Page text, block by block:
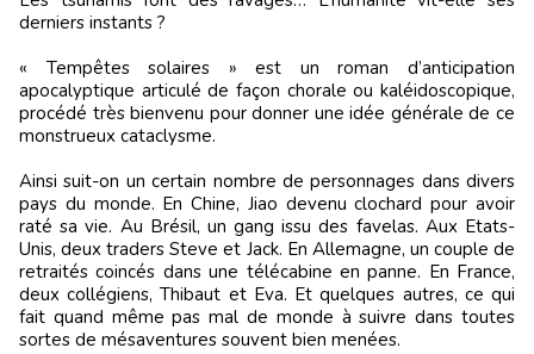
derniers instants ?
« Tempêtes solaires » est un roman d’anticipation
apocalyptique articulé de façon chorale ou kaléidoscopique,
procédé très bienvenu pour donner une idée générale de ce
monstrueux cataclysme.
Ainsi suit-on un certain nombre de personnages dans divers
pays du monde. En Chine, Jiao devenu clochard pour avoir
raté sa vie. Au Brésil, un gang issu des favelas. Aux Etats-
Unis, deux traders Steve et Jack. En Allemagne, un couple de
retraités coincés dans une télécabine en panne. En France,
deux collégiens, Thibaut et Eva. Et quelques autres, ce qui
fait quand même pas mal de monde à suivre dans toutes
sortes de mésaventures souvent bien menées.